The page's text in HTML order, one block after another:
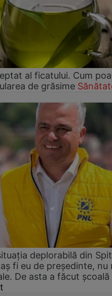
al ficatului. Cum
de grăsime
deplorabilă din
fi eu de președinte, nu
De asta a făcut școală